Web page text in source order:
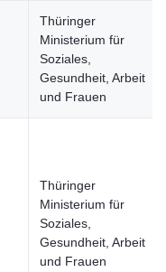
Thüringer
Ministerium für
Soziales,
Gesundheit, Arbeit
und Frauen
Thüringer
Ministerium für
Soziales,
Gesundheit, Arbeit
und Frauen